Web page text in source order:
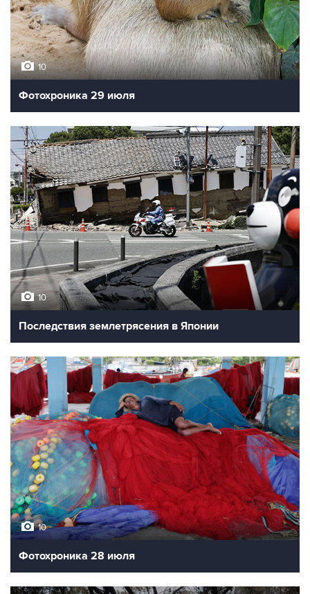
10
Фотохроника 29 июля
10
Последствия землетрясения в Японии
10
Фотохроника 28 июля